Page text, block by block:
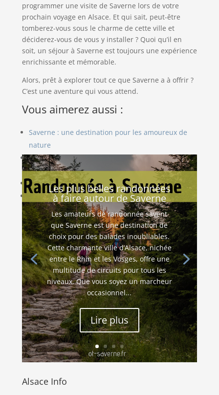
programmer une visite de Saverne lors de votre
prochain voyage en Alsace. Et qui sait, peut-être
tomberez-vous sous le charme de cette ville et
déciderez-vous de vous y installer ? Quoi qu’il en
soit, un séjour à Saverne est toujours une expérience
enrichissante et mémorable.
Alors, prêt à explorer tout ce que Saverne a à offrir ?
C’est une aventure qui vous attend.
Vous aimerez aussi :
Saverne : une destination pour les amoureux de
nature
Les événements culturels à ne pas manquer à
Saverne
L’histoire de Saverne : entre passé et présent
Le patrimoine architectural de Saverne
Les plus belles randonnées
à faire autour de Saverne
Les amateurs de randonnée savent
que Saverne est une destination de
choix pour des balades inoubliables.
Cette charmante ville d’Alsace, nichée
entre le Rhin et les Vosges, offre une
multitude de circuits pour tous les
niveaux. Que vous soyez un marcheur
occasionnel...
Lire plus
Alsace Info